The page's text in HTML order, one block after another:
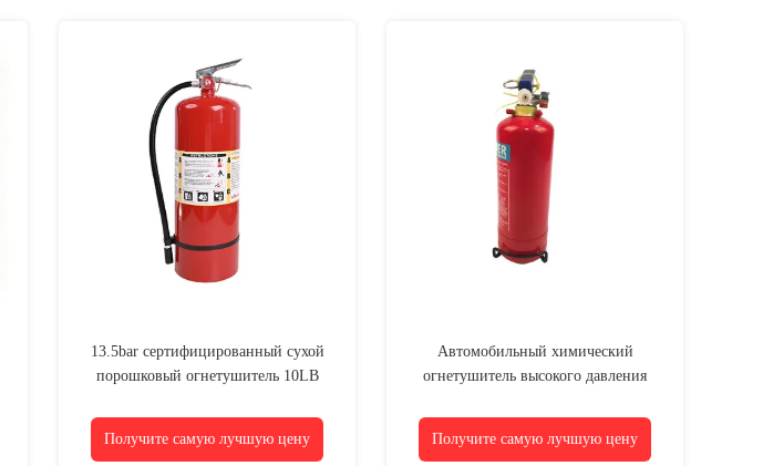
13.5bar сертифицированный сухой
порошковый огнетушитель 10LB
Получите самую лучшую цену
Автомобильный химический
огнетушитель высокого давления
Получите самую лучшую цену